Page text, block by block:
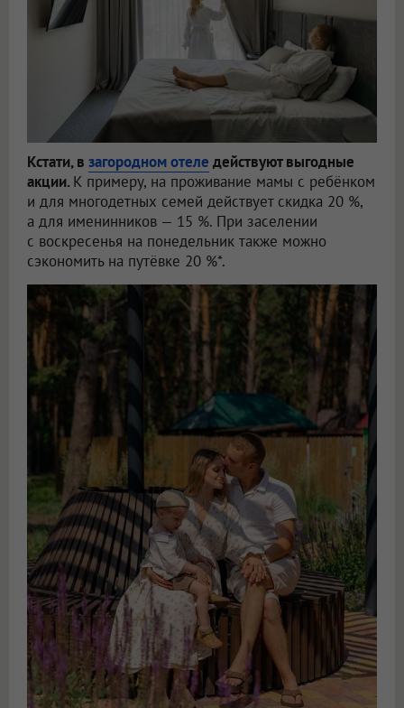
Кстати, в загородном отеле действуют выгодные
акции. К примеру, на проживание мамы с ребёнком
и для многодетных семей действует скидка 20 %,
а для именинников — 15 %. При заселении
с воскресенья на понедельник также можно
сэкономить на путёвке 20 %*.